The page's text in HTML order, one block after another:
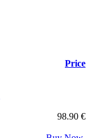
Price
98.90 €